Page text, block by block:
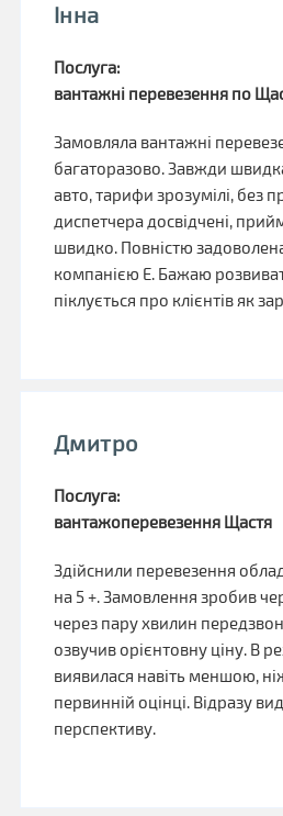
Інна
Послуга:
вантажні перевезення по
Замовляла вантажні
багаторазово. Завжди
авто, тарифи зрозумілі, без
диспетчера досвідчені,
швидко. Повністю
компанією Е. Бажаю
піклується про клієнтів як
Дмитро
Послуга:
вантажоперевезення Щастя
Здійснили перевезення
на 5 +. Замовлення зробив
через пару хвилин
озвучив орієнтовну ціну. В
виявилася навіть меншою,
первинній оцінці. Відразу
перспективу.